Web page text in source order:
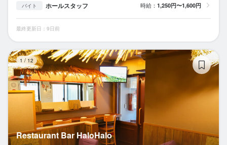
バイト ホールスタッフ 時給： 1,250円〜1,600円
最終更新日：9日前
1 / 12
Restaurant Bar HaloHalo